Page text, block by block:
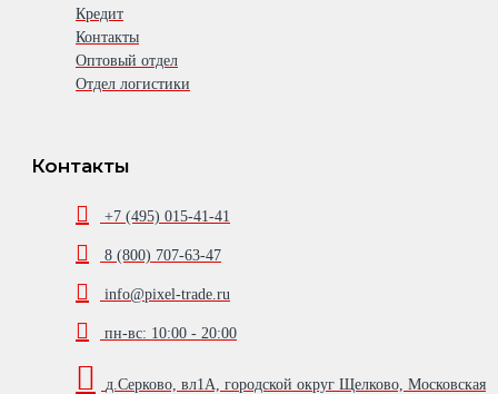
Кредит
Контакты
Оптовый отдел
Отдел логистики
Контакты
+7 (495) 015-41-41
8 (800) 707-63-47
info@pixel-trade.ru
пн-вс: 10:00 - 20:00
д.Серково, вл1А, городской округ Щелково, Московская